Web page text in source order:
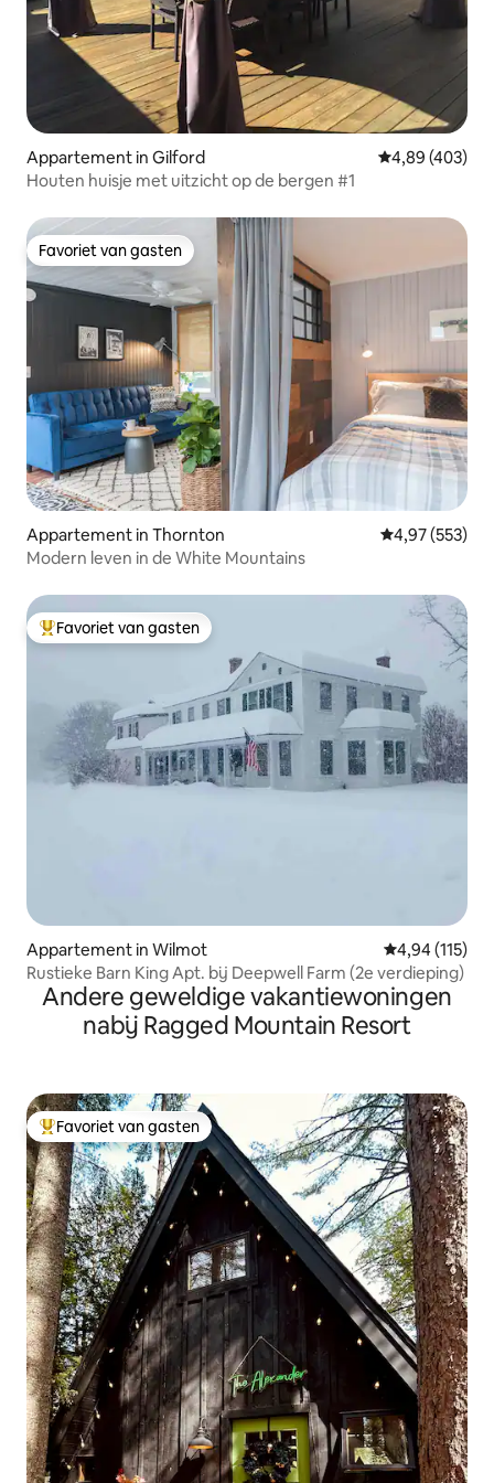
Appartement in Gilford Gemiddelde
4,89 (403)
Houten huisje met uitzicht op de bergen #1
Favoriet van gasten
Favoriet van gasten
Appartement in Thornton Gemiddelde
4,97 (553)
Modern leven in de White Mountains
Topfavoriet van gasten
Favoriet van gasten
Appartement in Wilmot Gemiddelde
4,94 (115)
Rustieke Barn King Apt. bij Deepwell Farm (2e verdieping)
Andere geweldige vakantiewoningen
nabij Ragged Mountain Resort
Topfavoriet van gasten
Favoriet van gasten